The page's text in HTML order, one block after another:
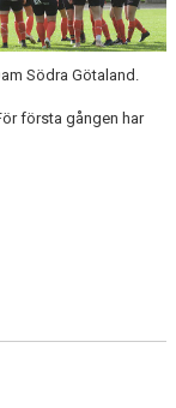
Södra Götaland.
första gången har